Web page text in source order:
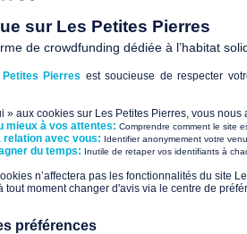
SA CUISINE
sur Les Petites Pierres
de crowdfunding dédiée à l’habitat
Pierres est soucieuse de respecter
» aux cookies sur Les Petites Pierres, vous nous
mieux à vos attentes: Comprendre comment le site
relation avec vous: Identifier anonymement votre
du temps: Inutile de retaper vos identifiants à
n’affectera pas les fonctionnalités du site
tout moment changer d'avis via le centre de
préférences